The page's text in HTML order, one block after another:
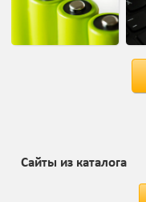
Сайты из каталога